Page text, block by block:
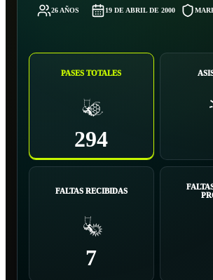
26 AÑOS 19 DE ABRIL DE 2000
PASES TOTALES
294
FALTAS RECIBIDAS
7